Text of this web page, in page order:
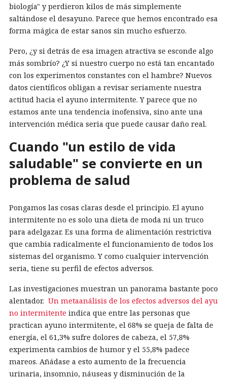
biología" y perdieron kilos de más simplemente
saltándose el desayuno. Parece que hemos encontrado esa
forma mágica de estar sanos sin mucho esfuerzo.
Pero, ¿y si detrás de esa imagen atractiva se esconde algo
más sombrío? ¿Y si nuestro cuerpo no está tan encantado
con los experimentos constantes con el hambre? Nuevos
datos científicos obligan a revisar seriamente nuestra
actitud hacia el ayuno intermitente. Y parece que no
estamos ante una tendencia inofensiva, sino ante una
intervención médica seria que puede causar daño real.
Cuando "un estilo de vida
saludable" se convierte en un
problema de salud
Pongamos las cosas claras desde el principio. El ayuno
intermitente no es solo una dieta de moda ni un truco
para adelgazar. Es una forma de alimentación restrictiva
que cambia radicalmente el funcionamiento de todos los
sistemas del organismo. Y como cualquier intervención
seria, tiene su perfil de efectos adversos.
Las investigaciones muestran un panorama bastante poco
alentador. Un metaanálisis de los efectos adversos del ayu
no intermitente indica que entre las personas que
practican ayuno intermitente, el 68% se queja de falta de
energía, el 61,3% sufre dolores de cabeza, el 57,8%
experimenta cambios de humor y el 55,8% padece
mareos. Añádase a esto aumento de la frecuencia
urinaria, insomnio, náuseas y disminución de la